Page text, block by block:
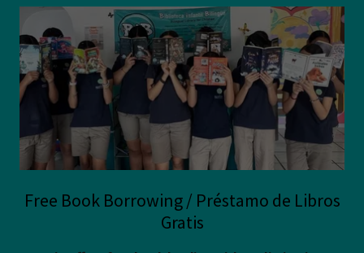
Free Book Borrowing / Préstamo de Libros
Gratis